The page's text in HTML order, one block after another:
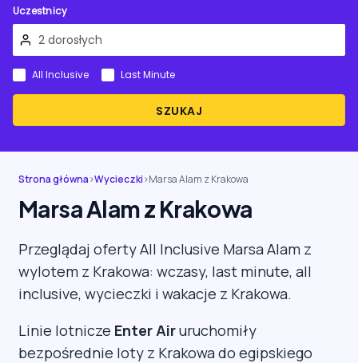
Uczestnicy
SZUKAJ
All Inclusive Last Minute
Strona główna›Wycieczki›Marsa Alam z Krakowa
Marsa Alam z Krakowa
Przeglądaj oferty All Inclusive Marsa Alam z
wylotem z Krakowa: wczasy, last minute, all
inclusive, wycieczki i wakacje z Krakowa.
Linie lotnicze Enter Airuruchomiły
bezpośrednie loty z Krakowa do egipskiego